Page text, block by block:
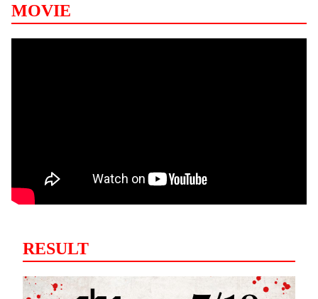
MOVIE
RESULT